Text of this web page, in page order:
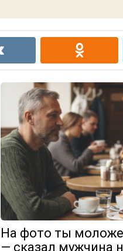
На фото ты
— сказал мужчина